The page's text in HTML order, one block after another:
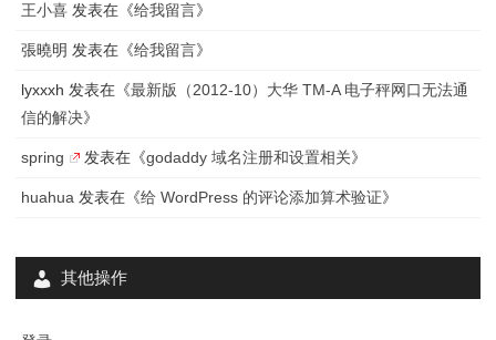
王小喜 发表在《给我留言》
張曉明 发表在《给我留言》
lyxxxh 发表在《最新版（2012-10）大华 TM-A 电子秤网口无法通
信的解决》
spring 发表在《godaddy 域名注册和设置相关》
huahua 发表在《给 WordPress 的评论添加算术验证》
其他操作